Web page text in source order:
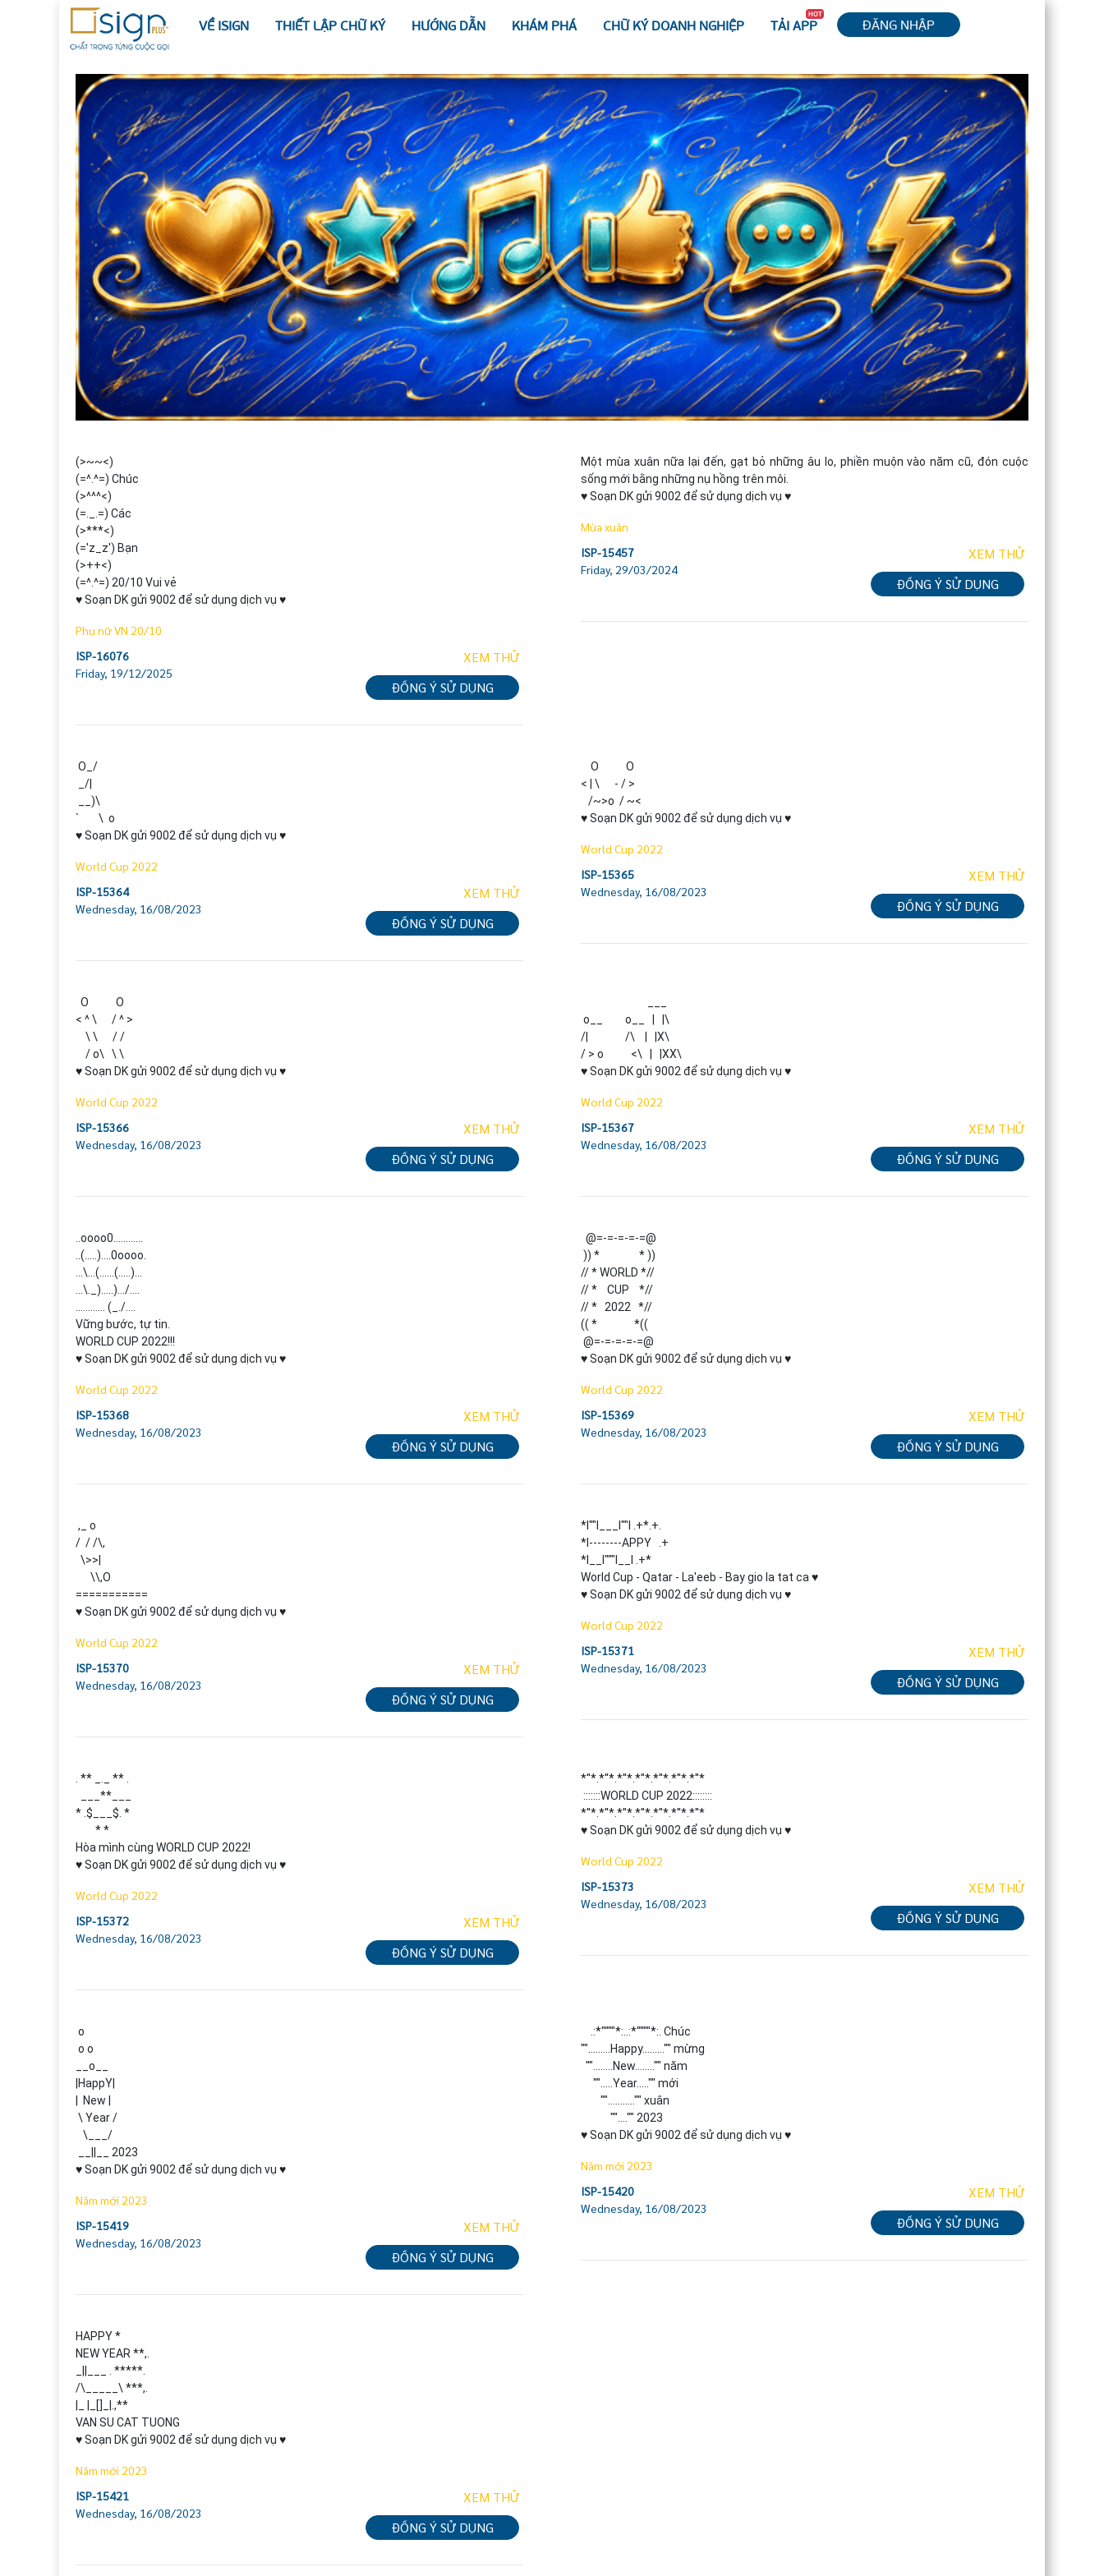
VỀ ISIGN THIẾT LẬP CHỮ KÝ HƯỚNG DẪN KHÁM PHÁ CHỮ KÝ DOANH NGHIỆP TẢI APP
HOT
ĐĂNG NHẬP
(>~~<)
(=^.^=) Chúc
(>^^^<)
(=._.=) Các
(>***<)
(='z_z') Bạn
(>++<)
(=^.^=) 20/10 Vui vẻ
♥ Soạn DK gửi 9002 để sử dụng dịch vụ ♥
Phụ nữ VN 20/10
ISP-16076
Friday, 19/12/2025
XEM THỬ
ĐỒNG Ý SỬ DỤNG
Một mùa xuân nữa lại đến, gạt bỏ những âu lo, phiền muộn vào năm cũ, đón cuộc
sống mới bằng những nụ hồng trên môi.
♥ Soạn DK gửi 9002 để sử dụng dịch vụ ♥
Mùa xuân
ISP-15457
Friday, 29/03/2024
XEM THỬ
ĐỒNG Ý SỬ DỤNG
`        \  o
♥ Soạn DK gửi 9002 để sử dụng dịch vụ ♥
World Cup 2022
ISP-15364
Wednesday, 16/08/2023
XEM THỬ
ĐỒNG Ý SỬ DỤNG
< | \      - / >
♥ Soạn DK gửi 9002 để sử dụng dịch vụ ♥
World Cup 2022
ISP-15365
Wednesday, 16/08/2023
XEM THỬ
ĐỒNG Ý SỬ DỤNG
< ^ \      / ^ >
♥ Soạn DK gửi 9002 để sử dụng dịch vụ ♥
World Cup 2022
ISP-15366
Wednesday, 16/08/2023
XEM THỬ
ĐỒNG Ý SỬ DỤNG
/|               /\    |   |X\
/ > o           <\   |   |XX\
♥ Soạn DK gửi 9002 để sử dụng dịch vụ ♥
World Cup 2022
ISP-15367
Wednesday, 16/08/2023
XEM THỬ
ĐỒNG Ý SỬ DỤNG
..oooo0…………
..(…..)….0oooo.
…\…(……(…..)…
...\._)…..)…/….
………… (_./….
Vững bước, tự tin.
WORLD CUP 2022!!!
♥ Soạn DK gửi 9002 để sử dụng dịch vụ ♥
World Cup 2022
ISP-15368
Wednesday, 16/08/2023
XEM THỬ
ĐỒNG Ý SỬ DỤNG
// * WORLD *//
// *    CUP    *//
// *   2022   *//
(( *               *((
♥ Soạn DK gửi 9002 để sử dụng dịch vụ ♥
World Cup 2022
ISP-15369
Wednesday, 16/08/2023
XEM THỬ
ĐỒNG Ý SỬ DỤNG
/  / /\,
===========
♥ Soạn DK gửi 9002 để sử dụng dịch vụ ♥
World Cup 2022
ISP-15370
Wednesday, 16/08/2023
XEM THỬ
ĐỒNG Ý SỬ DỤNG
*I""I___I""I .+*.+.
*I--------APPY   .+
*I__I"""I__I .+*
World Cup - Qatar - La'eeb - Bay gio la tat ca ♥
♥ Soạn DK gửi 9002 để sử dụng dịch vụ ♥
World Cup 2022
ISP-15371
Wednesday, 16/08/2023
XEM THỬ
ĐỒNG Ý SỬ DỤNG
. ** _._ ** .
* .$___$. *
Hòa mình cùng WORLD CUP 2022!
♥ Soạn DK gửi 9002 để sử dụng dịch vụ ♥
World Cup 2022
ISP-15372
Wednesday, 16/08/2023
XEM THỬ
ĐỒNG Ý SỬ DỤNG
*''*.*''*.*''*.*''*.*''*.*''*.*''*
*''*.*''*.*''*.*''*.*''*.*''*.*''*
♥ Soạn DK gửi 9002 để sử dụng dịch vụ ♥
World Cup 2022
ISP-15373
Wednesday, 16/08/2023
XEM THỬ
ĐỒNG Ý SỬ DỤNG
__o__
|HappY|
|  New |
♥ Soạn DK gửi 9002 để sử dụng dịch vụ ♥
Năm mới 2023
ISP-15419
Wednesday, 16/08/2023
XEM THỬ
ĐỒNG Ý SỬ DỤNG
"".........Happy........."" mừng
♥ Soạn DK gửi 9002 để sử dụng dịch vụ ♥
Năm mới 2023
ISP-15420
Wednesday, 16/08/2023
XEM THỬ
ĐỒNG Ý SỬ DỤNG
HAPPY *
NEW YEAR **,.
_||___ . *****.
/\_____\ ***,.
|_ |_[]_|.,**
VAN SU CAT TUONG
♥ Soạn DK gửi 9002 để sử dụng dịch vụ ♥
Năm mới 2023
ISP-15421
Wednesday, 16/08/2023
XEM THỬ
ĐỒNG Ý SỬ DỤNG